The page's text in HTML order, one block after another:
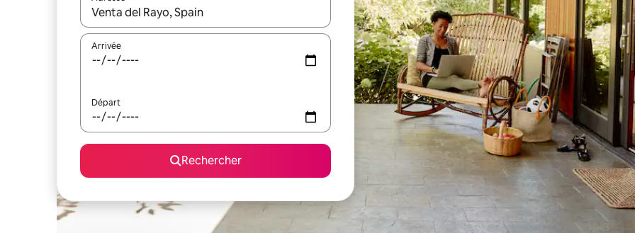
Lorsque les résultats s'affichent, utilisez les flèches vers le haut et vers le bas pour les parcourir ou en appuyant et en
Arrivée
Départ
Rechercher